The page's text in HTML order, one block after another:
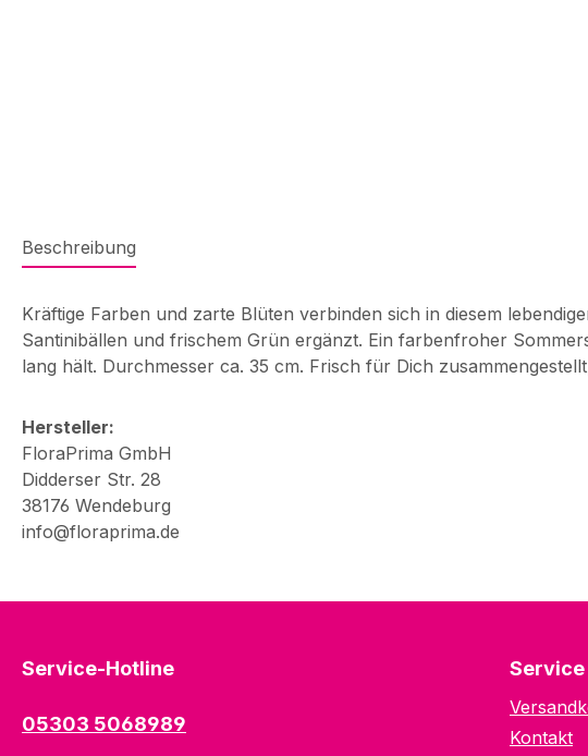
Beschreibung
Kräftige Farben und zarte Blüten verbinden sich in diesem
Santinibällen und frischem Grün ergänzt. Ein farbenfroher
lang hält. Durchmesser ca. 35 cm. Frisch für Dich
Hersteller:
FloraPrima GmbH
Didderser Str. 28
38176 Wendeburg
info@floraprima.de
Service-Hotline
05303 5068989
Service
Kontakt